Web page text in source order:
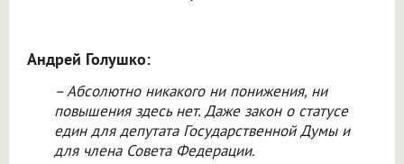
Андрей Голушко:
– Абсолютно никакого ни понижения, ни
повышения здесь нет. Даже закон о статусе
един для депутата Государственной Думы и
для члена Совета Федерации.